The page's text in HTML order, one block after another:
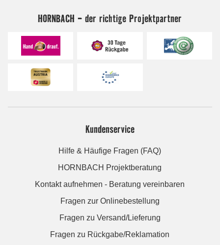
HORNBACH - der richtige Projektpartner
Kundenservice
Hilfe & Häufige Fragen (FAQ)
HORNBACH Projektberatung
Kontakt aufnehmen - Beratung vereinbaren
Fragen zur Onlinebestellung
Fragen zu Versand/Lieferung
Fragen zu Rückgabe/Reklamation